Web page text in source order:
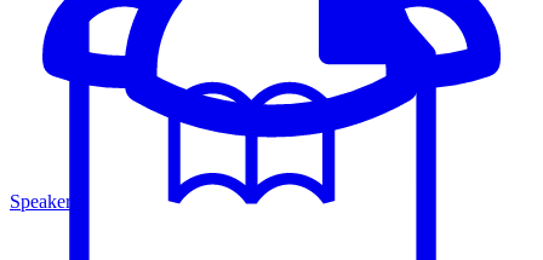
Speakers